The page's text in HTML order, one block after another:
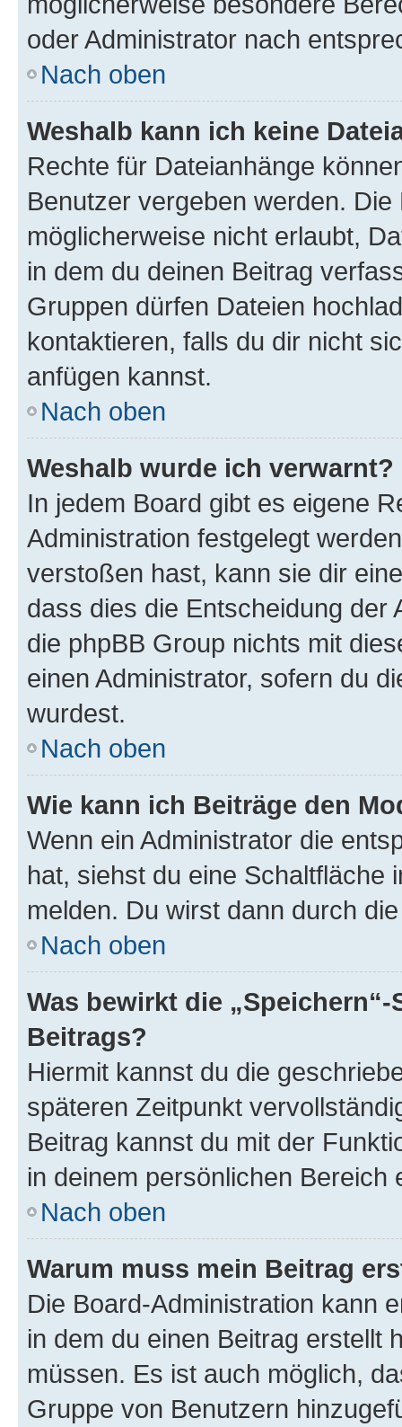
oder Administrator nach
Nach oben
Weshalb kann ich keine
Rechte für Dateianhänge
Benutzer vergeben werden.
möglicherweise nicht erlaubt,
in dem du deinen Beitrag
Gruppen dürfen Dateien
kontaktieren, falls du dir nicht
anfügen kannst.
Nach oben
Weshalb wurde ich verwarnt?
In jedem Board gibt es eigene
Administration festgelegt
verstoßen hast, kann sie dir
dass dies die Entscheidung der
die phpBB Group nichts mit
einen Administrator, sofern du
wurdest.
Nach oben
Wie kann ich Beiträge den
Wenn ein Administrator die
hat, siehst du eine Schaltfläche
melden. Du wirst dann durch
Nach oben
Was bewirkt die
Beitrags?
Hiermit kannst du die
späteren Zeitpunkt
Beitrag kannst du mit der
in deinem persönlichen Bereich
Nach oben
Warum muss mein Beitrag
Die Board-Administration kann
in dem du einen Beitrag erstellt
müssen. Es ist auch möglich,
Gruppe von Benutzern